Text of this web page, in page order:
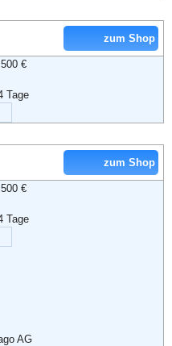
zum Shop
€
Tage
zum Shop
€
Tage
AG